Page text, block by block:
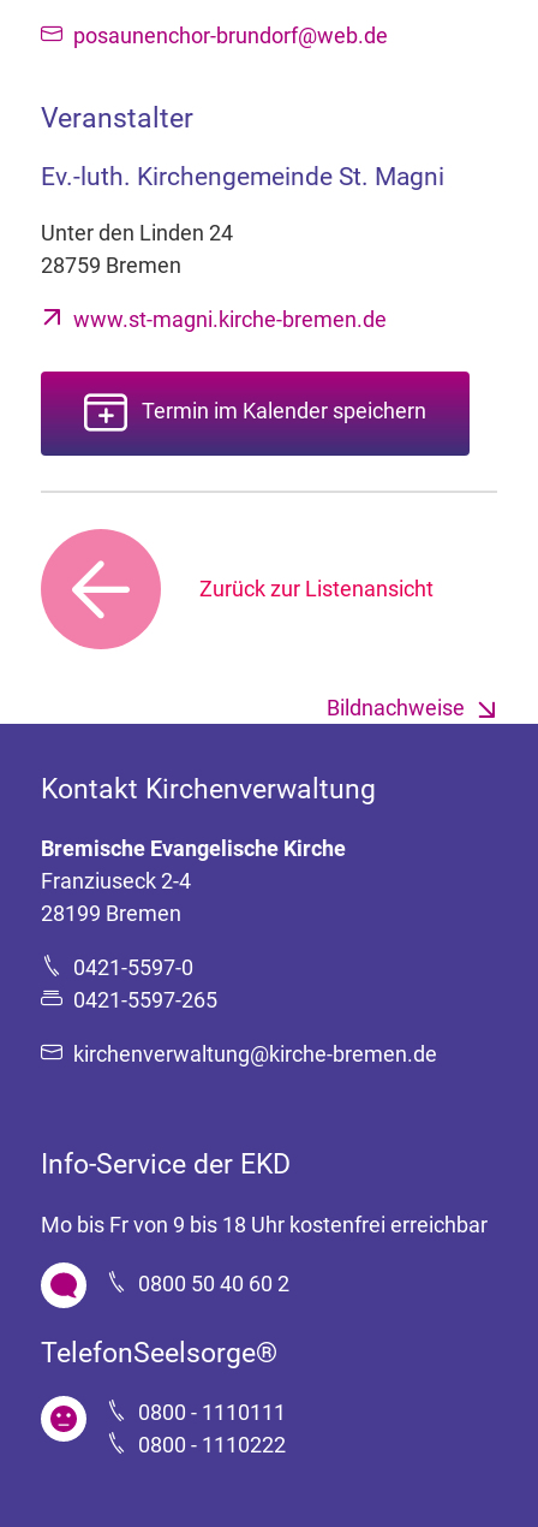
posaunenchor-brundorf@web.de
Veranstalter
Ev.-luth. Kirchengemeinde St. Magni
Unter den Linden 24
28759 Bremen
www.st-magni.kirche-bremen.de
Termin im Kalender speichern
Zurück zur Listenansicht
Bildnachweise
Kontakt Kirchenverwaltung
Bremische Evangelische Kirche
Franziuseck 2-4
28199 Bremen
0421-5597-0
0421-5597-265
kirchenverwaltung@kirche-bremen.de
Info-Service der EKD
Mo bis Fr von 9 bis 18 Uhr kostenfrei erreichbar
0800 50 40 60 2
TelefonSeelsorge®
0800 - 1110111
0800 - 1110222